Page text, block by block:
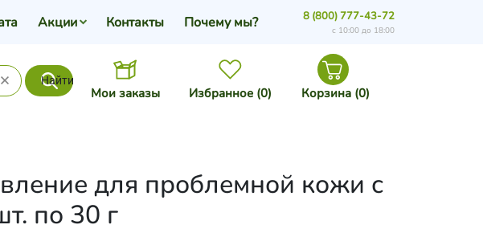
Найти
Мои заказы Избранное (0) Корзина (0)
Акции Контакты Почему мы? 8 (800) 777-43-72
с 10:00 до 18:00
для проблемной кожи с
по 30 г